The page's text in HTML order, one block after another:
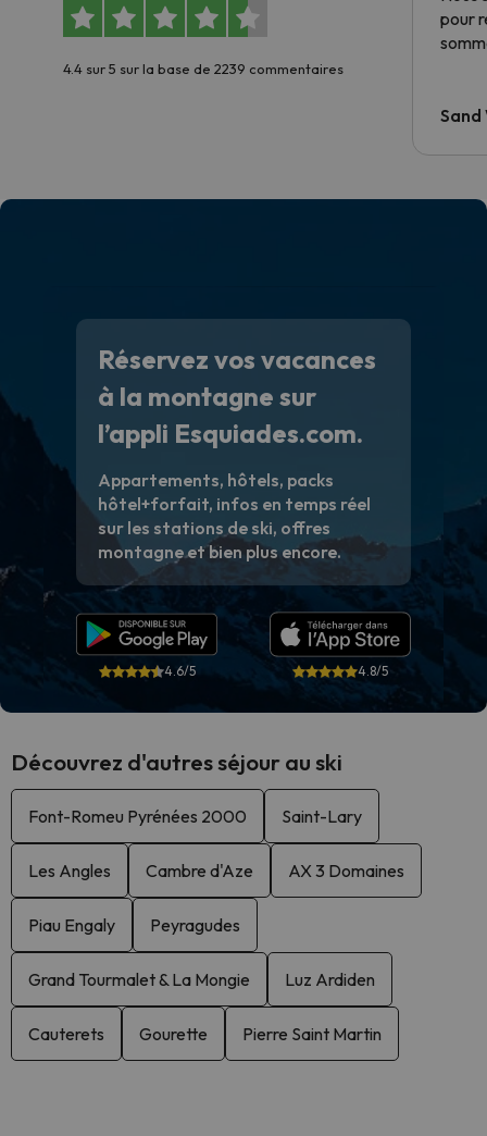
4.4 sur 5 sur la base de 2239 commentaires
pour
Sand
Réservez vos vacances
à la montagne sur
l’appli Esquiades.com.
Appartements, hôtels, packs
hôtel+forfait, infos en temps réel
sur les stations de ski, offres
montagne et bien plus encore.
4.6/5 4.8/5
Découvrez d'autres séjour au ski
Font-Romeu Pyrénées 2000 Saint-Lary
Les Angles Cambre d'Aze AX 3 Domaines
Piau Engaly Peyragudes
Grand Tourmalet & La Mongie Luz Ardiden
Cauterets Gourette Pierre Saint Martin